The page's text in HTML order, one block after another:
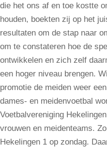
die het ons af en toe kostte
houden, boekten zij op het
resultaten om de stap naar
om te constateren hoe de
ontwikkelen en zich zelf
een hoger niveau brengen.
promotie de meiden weer
dames- en meidenvoetbal
Voetbalvereniging
vrouwen en meidenteams.
Hekelingen 1 op zondag.